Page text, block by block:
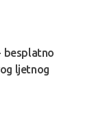
besplatno
ljetnog